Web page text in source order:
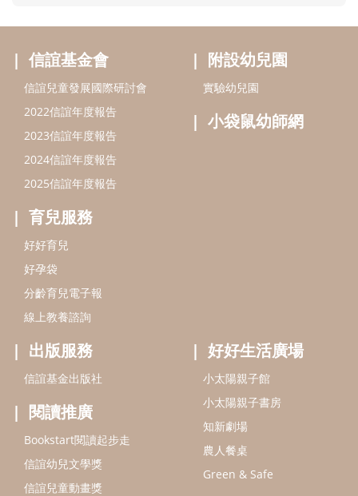
好孕袋
分齡育兒電子報
線上教養諮詢
出版服務
信誼基金出版社
閱讀推廣
Bookstart閱讀起步走
信誼幼兒文學獎
信誼兒童動畫獎
小袋鼠說故事劇團
service@hsin-yi.org.tw
信誼好好育兒
小太陽親子書房
(02)2396-5305轉2345 (週一～週五 9:00～18:00)
認識信誼 合作洽談 智慧財產權聲明
本網站建議使用IE9(含以上)或 Google Chrome 版本瀏覽器
信誼基金會/上誼文化實業股份有限公司 版權所有 ©